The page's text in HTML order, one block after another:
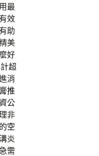
用最
效
助
美
好
超
消
推
公
非
空
炎
需